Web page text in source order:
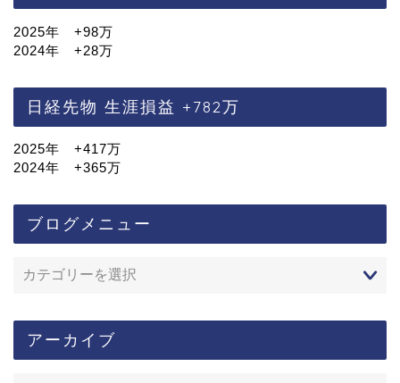
2025年 +98万
2024年 +28万
日経先物 生涯損益 +782万
2025年 +417万
2024年 +365万
ブログメニュー
アーカイブ